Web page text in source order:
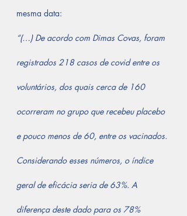
mesma data:
“(…) De acordo com Dimas Covas, foram
registrados 218 casos de covid entre os
voluntários, dos quais cerca de 160
ocorreram no grupo que recebeu placebo
e pouco menos de 60, entre os vacinados.
Considerando esses números, o índice
geral de eficácia seria de 63%. A
diferença deste dado para os 78%